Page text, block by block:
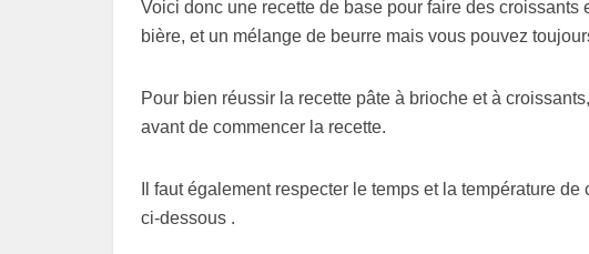
Voici donc une recette de base pour faire des
bière, et un mélange de beurre mais vous pouvez
Pour bien réussir la recette pâte à brioche et à
avant de commencer la recette.
Il faut également respecter le temps et la température
ci-dessous .